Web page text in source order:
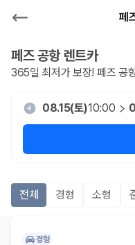
페
페즈 공항렌트카
365일 최저가 보장! 페즈 공
08.15(토)10:00
전체 경형 소형
경형